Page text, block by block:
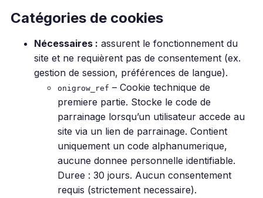
Catégories de cookies
Nécessaires : assurent le fonctionnement du
site et ne requièrent pas de consentement (ex.
gestion de session, préférences de langue).
onigrow_ref – Cookie technique de
premiere partie. Stocke le code de
parrainage lorsqu’un utilisateur accede au
site via un lien de parrainage. Contient
uniquement un code alphanumerique,
aucune donnee personnelle identifiable.
Duree : 30 jours. Aucun consentement
requis (strictement necessaire).